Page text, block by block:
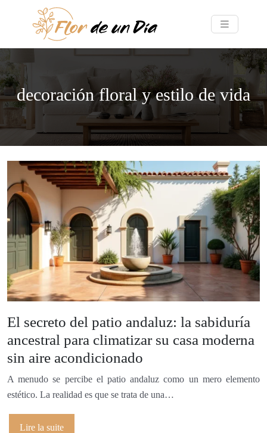
decoración floral y estilo de vida
El secreto del patio andaluz: la sabiduría
ancestral para climatizar su casa moderna
sin aire acondicionado
A menudo se percibe el patio andaluz como un mero elemento
estético. La realidad es que se trata de una…
Lire la suite